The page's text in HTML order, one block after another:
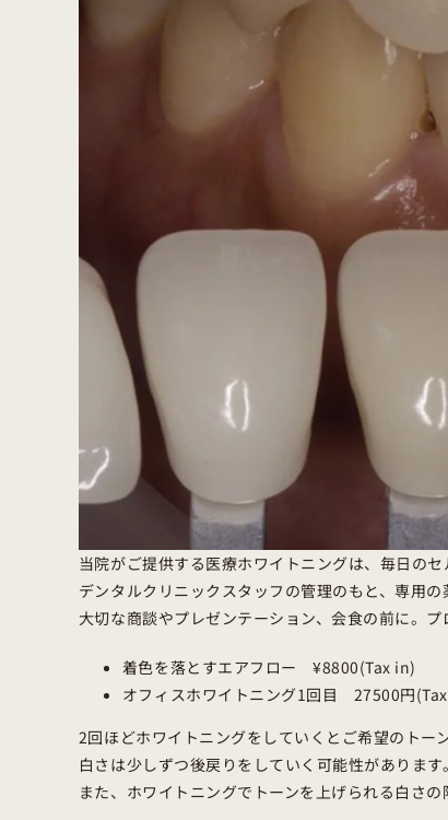
当院がご提供する医療ホワイトニングは、毎日の
デンタルクリニックスタッフの管理のもと、専用
大切な商談やプレゼンテーション、会食の前に。
着色を落とすエアフロー ¥8800(Tax in)
オフィスホワイトニング1回目 27500円
2回ほどホワイトニングをしていくとご希望のトー
白さは少しずつ後戻りをしていく可能性があります。
また、ホワイトニングでトーンを上げられる白さの